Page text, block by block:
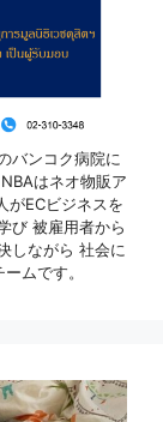
バンコク病院に
はネオ物販ア
ECビジネスを
び 被雇用者から
しながら 社会に
ムです。